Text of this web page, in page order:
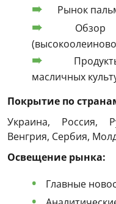
Рынок
масличных
Покрытие по
Украина, Россия,
Венгрия, Сербия,
Освещение рынка:
Главные